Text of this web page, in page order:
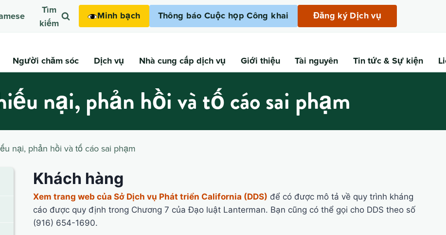
Tìm
kiếm
Minh bạch Thông báo Cuộc họp Công khai Đăng ký Dịch vụ
Người chăm sóc Dịch vụ Nhà cung cấp dịch vụ Giới thiệu Tài nguyên Tin tức& Sự kiện
nại, phản hồi và tố cáo sai phạm
nại, phản hồi và tố cáo sai phạm
Khách hàng
Xem trang web của Sở Dịch vụ Phát triển California (DDS) để có được mô tả về quy trình kháng
cáo được quy định trong Chương 7 của Đạo luật Lanterman. Bạn cũng có thể gọi cho DDS theo số
(916) 654-1690.